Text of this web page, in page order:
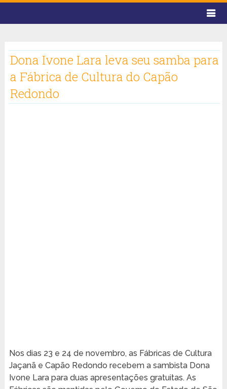
Dona Ivone Lara leva seu samba para
a Fábrica de Cultura do Capão
Redondo
Nos dias 23 e 24 de novembro, as Fábricas de Cultura
Jaçanã e Capão Redondo recebem a sambista Dona
Ivone Lara para duas apresentações gratuitas. As